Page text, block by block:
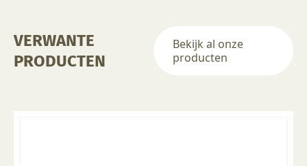
VERWANTE
PRODUCTEN
Bekijk al onze
producten